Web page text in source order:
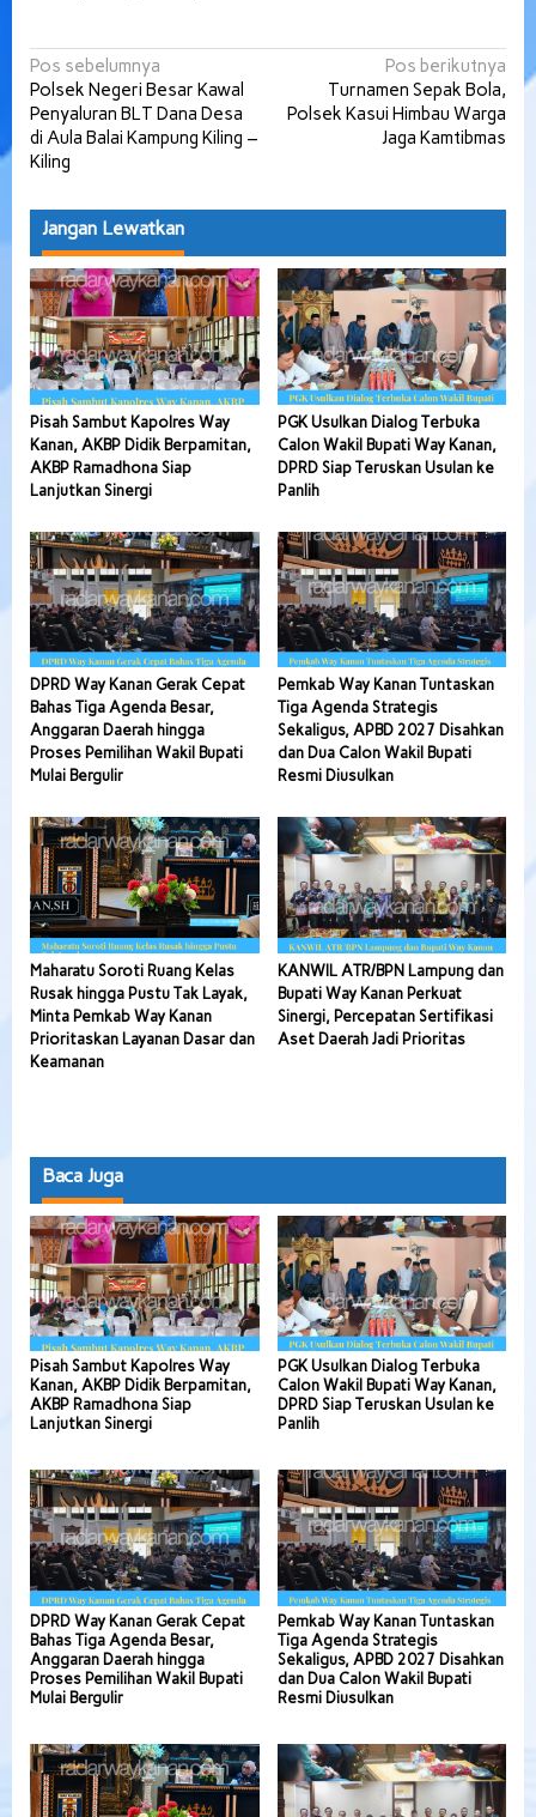
Navigasi
pos
Pos sebelumnya
Polsek Negeri Besar Kawal
Penyaluran BLT Dana Desa
di Aula Balai Kampung Kiling –
Kiling
Pos berikutnya
Turnamen Sepak Bola,
Polsek Kasui Himbau Warga
Jaga Kamtibmas
Jangan Lewatkan
Pisah Sambut Kapolres Way
Kanan, AKBP Didik Berpamitan,
AKBP Ramadhona Siap
Lanjutkan Sinergi
PGK Usulkan Dialog Terbuka
Calon Wakil Bupati Way Kanan,
DPRD Siap Teruskan Usulan ke
Panlih
DPRD Way Kanan Gerak Cepat
Bahas Tiga Agenda Besar,
Anggaran Daerah hingga
Proses Pemilihan Wakil Bupati
Mulai Bergulir
Pemkab Way Kanan Tuntaskan
Tiga Agenda Strategis
Sekaligus, APBD 2027 Disahkan
dan Dua Calon Wakil Bupati
Resmi Diusulkan
Maharatu Soroti Ruang Kelas
Rusak hingga Pustu Tak Layak,
Minta Pemkab Way Kanan
Prioritaskan Layanan Dasar dan
Keamanan
KANWIL ATR/BPN Lampung dan
Bupati Way Kanan Perkuat
Sinergi, Percepatan Sertifikasi
Aset Daerah Jadi Prioritas
Baca Juga
Pisah Sambut Kapolres Way
Kanan, AKBP Didik Berpamitan,
AKBP Ramadhona Siap
Lanjutkan Sinergi
PGK Usulkan Dialog Terbuka
Calon Wakil Bupati Way Kanan,
DPRD Siap Teruskan Usulan ke
Panlih
DPRD Way Kanan Gerak Cepat
Bahas Tiga Agenda Besar,
Anggaran Daerah hingga
Proses Pemilihan Wakil Bupati
Mulai Bergulir
Pemkab Way Kanan Tuntaskan
Tiga Agenda Strategis
Sekaligus, APBD 2027 Disahkan
dan Dua Calon Wakil Bupati
Resmi Diusulkan